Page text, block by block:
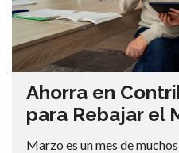
Ahorra en
para Rebajar el
Marzo es un mes de